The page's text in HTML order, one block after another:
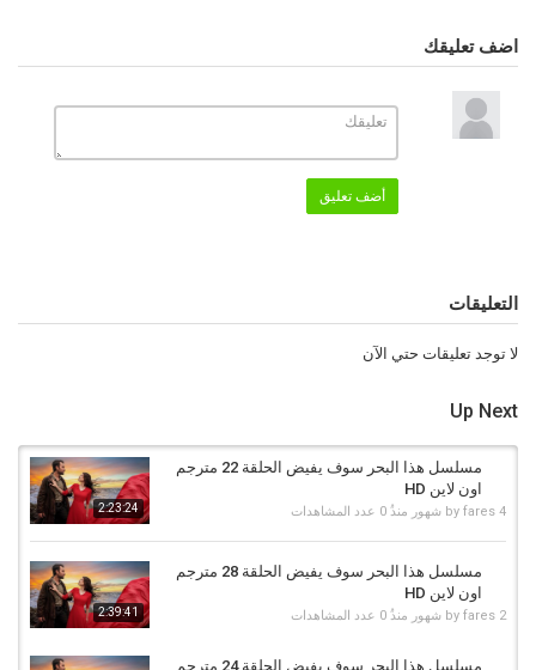
الكلمات الدلالية
فيلم Will and Liz 2018
,Will and Liz 2018
,
تحميل فيلم Will and Liz
2018
, فيلم Will and Liz 2018 مترجم
فيلم Will and Liz 2018 كامل
, فيلم سوف وليز, فيلم سوف وليز مترجم,
فيلم سوف وليز 2018
فيلم سوف وليز 2018 مترجم
اضف تعليقك
أضف تعليق
التعليقات
لا توجد تعليقات حتي الآن
Up Next
2:23:24
مسلسل هذا البحر سوف يفيض الحلقة 22 مترجم
اون لاين HD
by fares 4 شهور منذُ 0 عدد المشاهدات
2:39:41
مسلسل هذا البحر سوف يفيض الحلقة 28 مترجم
اون لاين HD
by fares 2 شهور منذُ 0 عدد المشاهدات
مسلسل هذا البحر سوف يفيض الحلقة 24 مترجم